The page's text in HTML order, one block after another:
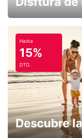
Hasta
15%
DTO.
Descubre